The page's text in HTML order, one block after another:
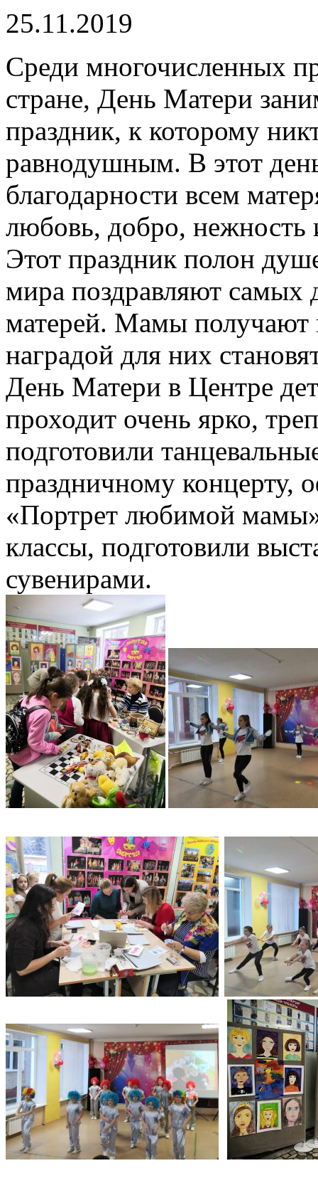
25.11.2019
Среди многочисленных
стране, День Матери
праздник, к которому
равнодушным. В этот день
благодарности всем
любовь, добро, нежность
Этот праздник полон
мира поздравляют самых
матерей. Мамы получают
наградой для них
День Матери в Центре
проходит очень ярко,
подготовили
праздничному концерту,
«Портрет любимой
классы, подготовили
сувенирами.